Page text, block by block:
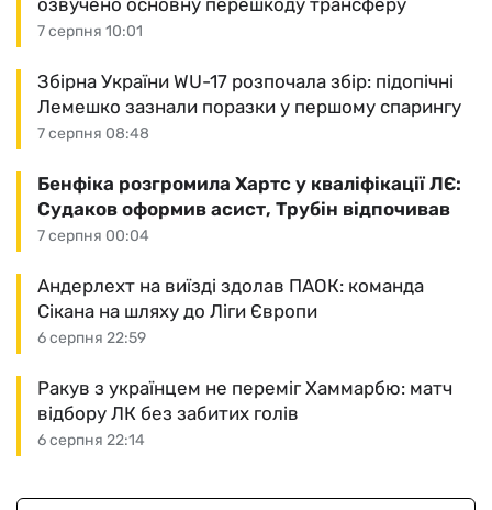
7 серпня 10:01
7 серпня 08:48
Збірна України WU-17 розпочала збір: підопічні
Лемешко зазнали поразки у першому спарингу
7 серпня 00:04
Бенфіка розгромила Хартс у кваліфікації ЛЄ:
Судаков оформив асист, Трубін відпочивав
6 серпня 22:59
Андерлехт на виїзді здолав ПАОК: команда
Сікана на шляху до Ліги Європи
6 серпня 22:14
Ракув з українцем не переміг Хаммарбю: матч
відбору ЛК без забитих голів